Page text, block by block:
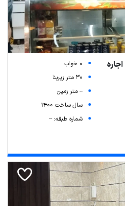
0 خواب
30 متر زیربنا
-- متر زمین
سال ساخت 1400
شماره طبقه: --